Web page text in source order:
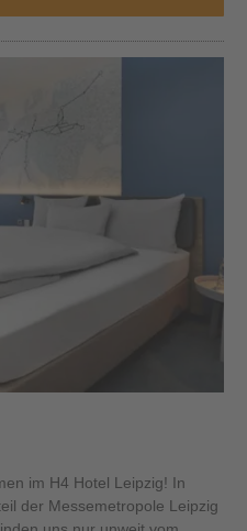
im H4 Hotel Leipzig! In
der Messemetropole Leipzig